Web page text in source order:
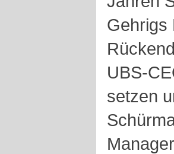
Gehrigs
UBS-
setzen